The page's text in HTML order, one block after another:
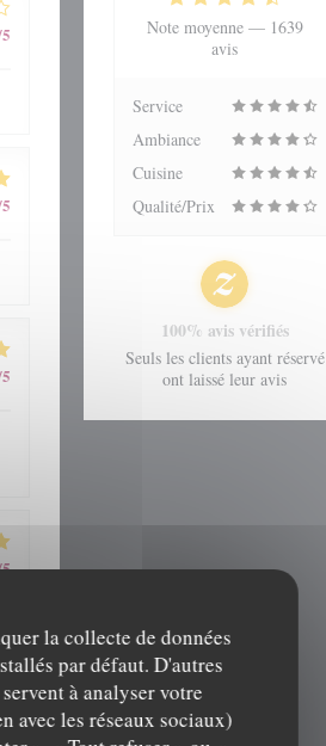
la collecte de données
par défaut. D'autres
à analyser votre
avec les réseaux sociaux)
/5
Note moyenne — 1639
avis
Service
Ambiance
Cuisine
Qualité/Prix
100% avis vérifiés
Seuls les clients ayant réservé
ont laissé leur avis